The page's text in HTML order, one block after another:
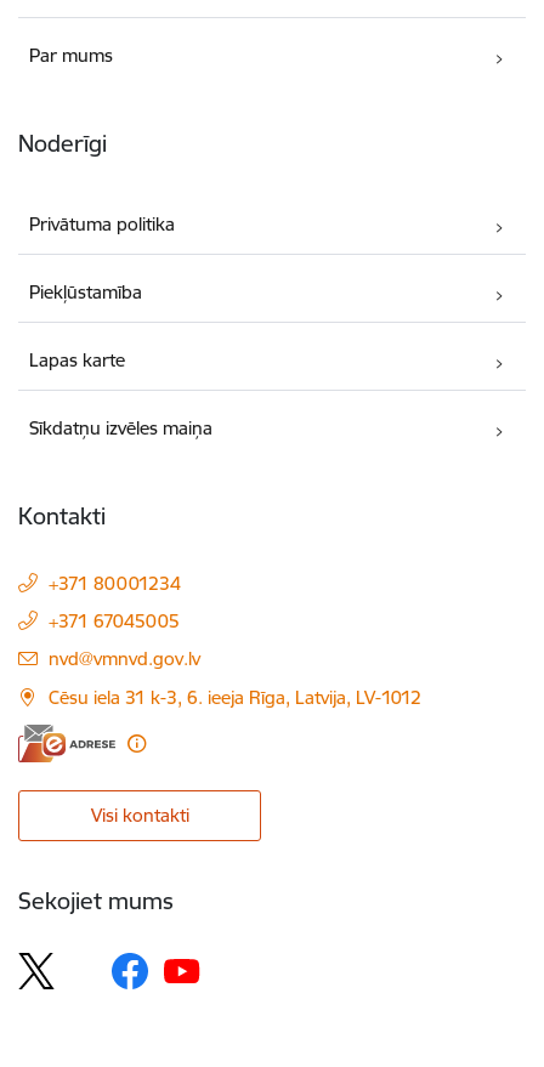
Par mums
Noderīgi
Privātuma politika
Piekļūstamība
Lapas karte
Sīkdatņu izvēles maiņa
Kontakti
+371 80001234
+371 67045005
E-pasts:
nvd@vmnvd.gov.lv
Cēsu iela 31 k-3, 6. ieeja Rīga, Latvija, LV-1012
Visi kontakti
Sekojiet mums